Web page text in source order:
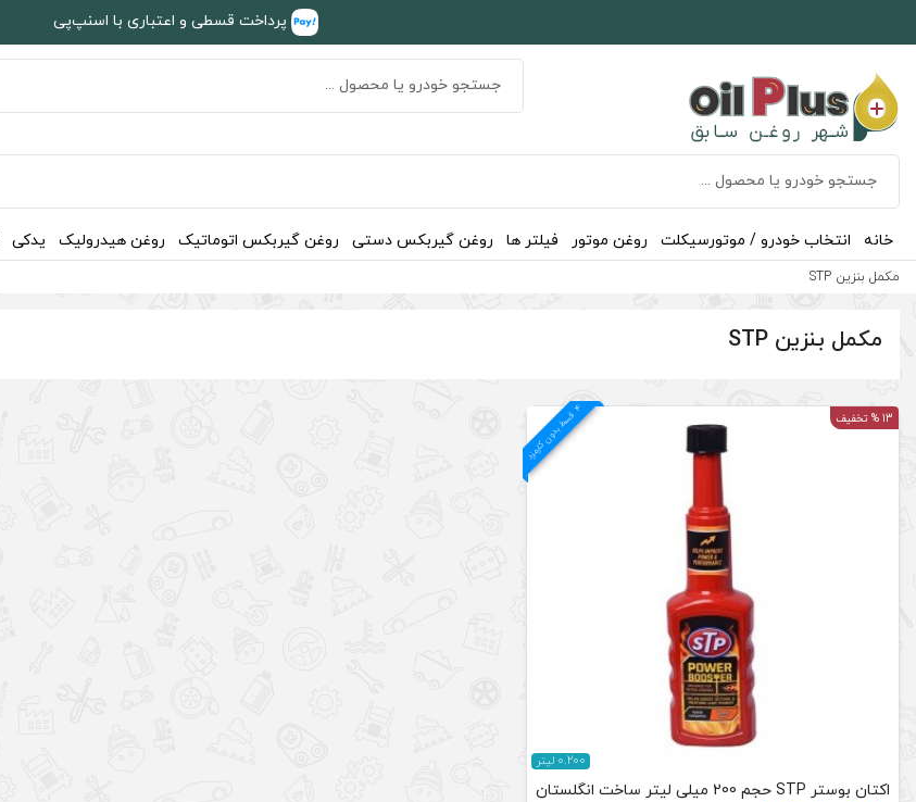
پرداخت قسطی و اعتباری با اسنپ‌پی
خانه انتخاب خودرو / موتورسیکلت روغن موتور فیلتر ها روغن گیربکس دستی روغن گیربکس اتوماتیک روغن هیدرولیک یدکی
مکمل بنزین STP
مکمل بنزین STP
4
ق
س
ط
بد
و
ن
ک
ارم
ز
د
13 % تخفیف
0.200 لیتر
اکتان بوستر STP حجم 200 میلی لیتر ساخت انگلستان